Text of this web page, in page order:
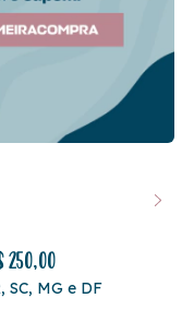
250,00
SC, MG e DF